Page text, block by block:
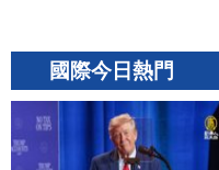
國際今日熱門